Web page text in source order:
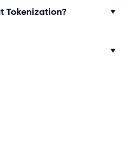
Tokenization?